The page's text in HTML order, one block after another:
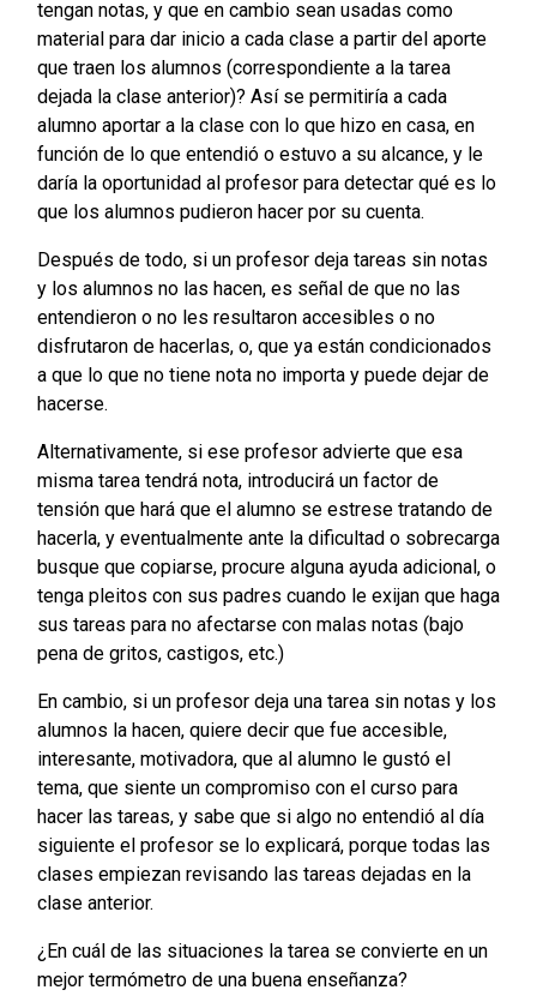
tengan notas, y que en cambio sean usadas como
material para dar inicio a cada clase a partir del aporte
que traen los alumnos (correspondiente a la tarea
dejada la clase anterior)? Así se permitiría a cada
alumno aportar a la clase con lo que hizo en casa, en
función de lo que entendió o estuvo a su alcance, y le
daría la oportunidad al profesor para detectar qué es lo
que los alumnos pudieron hacer por su cuenta.
Después de todo, si un profesor deja tareas sin notas
y los alumnos no las hacen, es señal de que no las
entendieron o no les resultaron accesibles o no
disfrutaron de hacerlas, o, que ya están condicionados
a que lo que no tiene nota no importa y puede dejar de
hacerse.
Alternativamente, si ese profesor advierte que esa
misma tarea tendrá nota, introducirá un factor de
tensión que hará que el alumno se estrese tratando de
hacerla, y eventualmente ante la dificultad o sobrecarga
busque que copiarse, procure alguna ayuda adicional, o
tenga pleitos con sus padres cuando le exijan que haga
sus tareas para no afectarse con malas notas (bajo
pena de gritos, castigos, etc.)
En cambio, si un profesor deja una tarea sin notas y los
alumnos la hacen, quiere decir que fue accesible,
interesante, motivadora, que al alumno le gustó el
tema, que siente un compromiso con el curso para
hacer las tareas, y sabe que si algo no entendió al día
siguiente el profesor se lo explicará, porque todas las
clases empiezan revisando las tareas dejadas en la
clase anterior.
¿En cuál de las situaciones la tarea se convierte en un
mejor termómetro de una buena enseñanza?